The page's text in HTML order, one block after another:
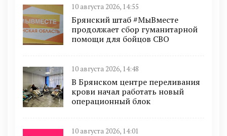
10 августа 2026, 14:55
Брянский штаб #МыВместе
продолжает сбор гуманитарной
помощи для бойцов СВО
10 августа 2026, 14:48
В Брянском центре переливания
крови начал работать новый
операционный блок
10 августа 2026, 14:01